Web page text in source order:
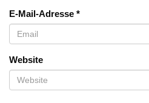
E-Mail-Adresse *
Website